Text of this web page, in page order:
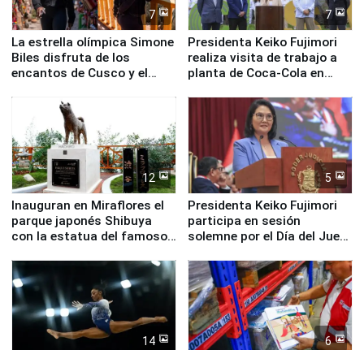
7
La estrella olímpica Simone
Biles disfruta de los
encantos de Cusco y el
7
Presidenta Keiko Fujimori
realiza visita de trabajo a
planta de Coca-Cola en
12
Inauguran en Miraflores el
parque japonés Shibuya
con la estatua del famoso
5
Presidenta Keiko Fujimori
participa en sesión
solemne por el Día del Juez
14 6